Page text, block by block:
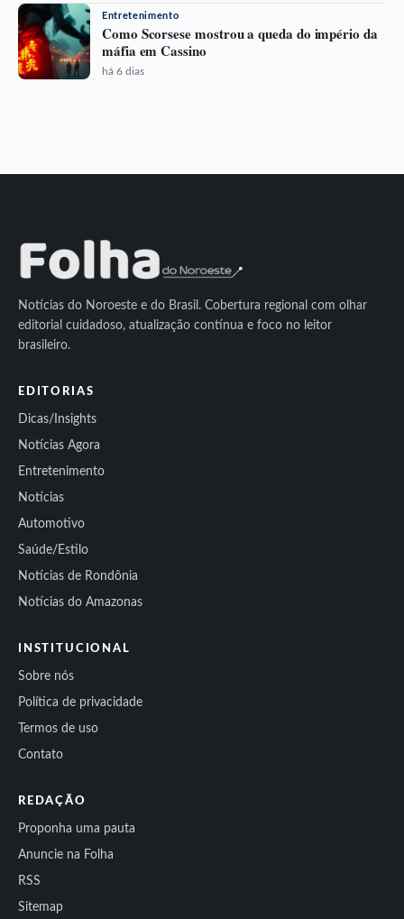
Entretenimento
Como Scorsese mostrou a queda do império da
máfia em Cassino
há 6 dias
Notícias do Noroeste e do Brasil. Cobertura regional com olhar
editorial cuidadoso, atualização contínua e foco no leitor
brasileiro.
EDITORIAS
Dicas/Insights
Notícias Agora
Entretenimento
Notícias
Automotivo
Saúde/Estilo
Notícias de Rondônia
Notícias do Amazonas
INSTITUCIONAL
Sobre nós
Política de privacidade
Termos de uso
Contato
REDAÇÃO
Proponha uma pauta
Anuncie na Folha
RSS
Sitemap